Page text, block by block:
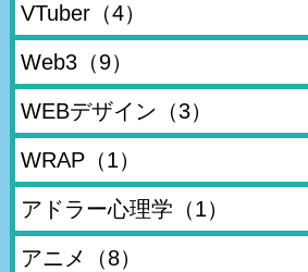
VTuber（4）
Web3（9）
WEBデザイン （3）
WRAP（1）
アドラー心理学 （1）
アニメ （8）